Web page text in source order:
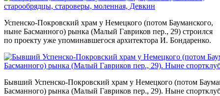
Успенско-Покровский храм у Немецкого (потом Бауманского,
ныне Басманного) рынка (Малый Гавриков пер., 29) строился
по проекту уже упоминавшегося архитектора И. Бондаренко.
Бывший Успенско-Покровский храм у Немецкого (потом
Басманного) рынка (Малый Гавриков пер., 29). Ныне